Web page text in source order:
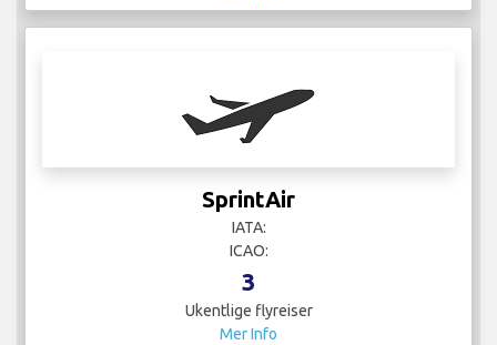
SprintAir
IATA:
ICAO:
3
Ukentlige flyreiser
Mer Info